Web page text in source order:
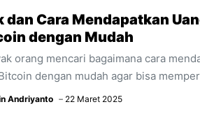
dan Cara Mendapatkan
dengan Mudah
orang mencari bagaimana cara
dengan mudah agar bisa
maksimal. Jika dulu orang
Andriyanto 22 Maret 2025